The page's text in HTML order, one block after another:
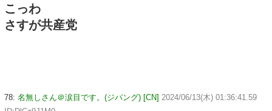
こっわ
さすが共産党
78: 名無しさん＠涙目です。(ジパング) [CN] 2024/06/13(木) 01:36:41.59